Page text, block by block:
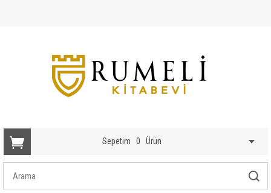
Sepetim 0 Ürün